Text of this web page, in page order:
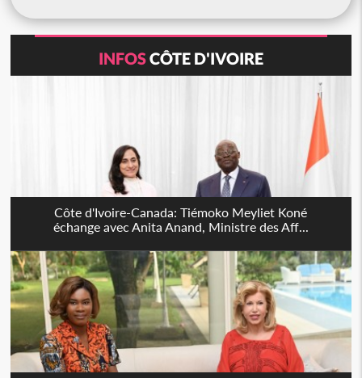
INFOSCÔTE D'IVOIRE
Côte d'Ivoire-Canada: Tiémoko Meyliet Koné
échange avec Anita Anand, Ministre des Aff...